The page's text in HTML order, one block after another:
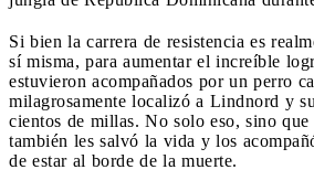
Si bien la carrera de resistencia es
sí misma, para aumentar el increíble
estuvieron acompañados por un perro
milagrosamente localizó a Lindnord y
cientos de millas. No solo eso, sino
también les salvó la vida y los
de estar al borde de la muerte.